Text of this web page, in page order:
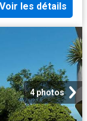
Voir les détails
4 photos